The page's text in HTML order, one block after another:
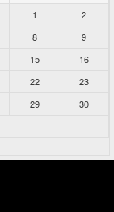
1
2
8
9
15
16
22
23
29
30